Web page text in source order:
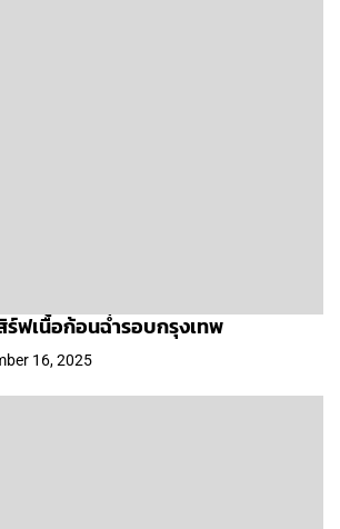
ร์ฟเนื้อก้อนฉ่ำรอบกรุงเทพ
16, 2025